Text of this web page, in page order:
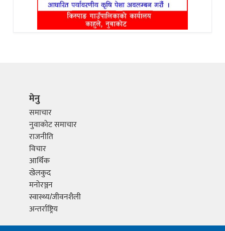
मेनु
समाचार
नुवाकोट समाचार
राजनीति
विचार
आर्थिक
खेलकुद
मनोरञ्जन
स्वास्थ्य/जीवनशैली
अन्तर्राष्ट्रिय